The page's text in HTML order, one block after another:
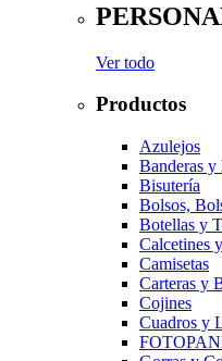
Ver todo
Productos
Azulejos
Banderas y
Bisutería
Bolsos,
Botellas y
Calcetines
Camisetas
Carteras y
Cojines
Cuadros y